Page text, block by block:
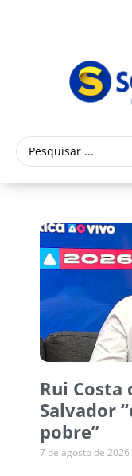
Rui Costa
Salvador
pobre”
7 de agosto de 2026